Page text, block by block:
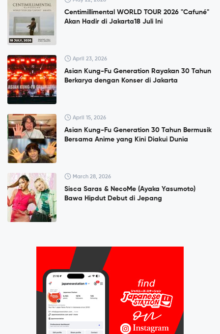
Centimillimental WORLD TOUR 2026 "Cafuné"
Akan Hadir di Jakarta18 Juli Ini
April 23, 2026
Asian Kung-Fu Generation Rayakan 30 Tahun
Berkarya dengan Konser di Jakarta
April 15, 2026
Asian Kung-Fu Generation 30 Tahun Bermusik
Bersama Anime yang Kini Diakui Dunia
March 28, 2026
Sisca Saras & NecoMe (Ayaka Yasumoto)
Bawa Hipdut Debut di Jepang